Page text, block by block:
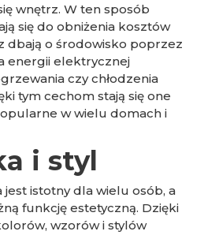
wnętrz. W ten sposób
się do obniżenia kosztów
dbają o środowisko poprzez
energii elektrycznej
czy chłodzenia
tym cechom stają się one
w wielu domach i
i styl
istotny dla wielu osób, a
funkcję estetyczną. Dzięki
wzorów i stylów